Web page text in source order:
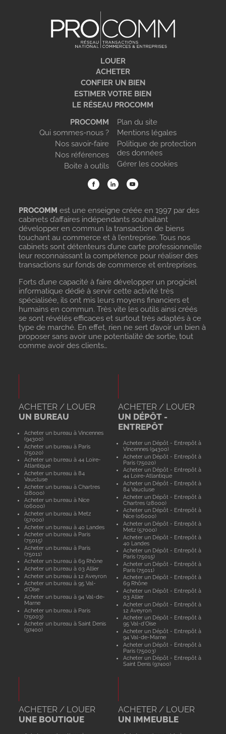
LOUER
ACHETER
CONFIER UN BIEN
ESTIMER VOTRE BIEN
LE RÉSEAU PROCOMM
PROCOMM
Qui sommes-nous ?
Nos savoir-faire
Nos références
Boite à outils
Plan du site
Mentions légales
Politique de protection
des données
Gérer les cookies
PROCOMM est une enseigne créée en 1997 par des
cabinets d’affaires indépendants souhaitant
développer en commun la transaction de biens
touchant au commerce et à l’entreprise. Tous nos
cabinets sont détenteurs d’une carte professionnelle
leur reconnaissant la compétence pour réaliser des
transactions sur fonds de commerce et entreprises.
Forts d’une capacité à faire développer un progiciel
informatique dédié à servir cette activité très
spécialisée, ils ont mis leurs moyens financiers et
humains en commun. Très vite les outils ainsi créés
se sont révélés efficaces et surtout très adaptés à ce
type de marché. En effet, rien ne sert d’avoir un bien à
proposer sans avoir une potentialité de sortie, tout
comme avoir des clients…
ACHETER / LOUER
UN BUREAU
Acheter un bureau à Vincennes
(94300)
Acheter un bureau à Paris
(75020)
Acheter un bureau à 44 Loire-
Atlantique
Acheter un bureau à 84
Vaucluse
Acheter un bureau à Chartres
(28000)
Acheter un bureau à Nice
(06000)
Acheter un bureau à Metz
(57000)
Acheter un bureau à 40 Landes
Acheter un bureau à Paris
(75015)
Acheter un bureau à Paris
(75011)
Acheter un bureau à 69 Rhône
Acheter un bureau à 03 Allier
Acheter un bureau à 12 Aveyron
Acheter un bureau à 95 Val-
d'Oise
Acheter un bureau à 94 Val-de-
Marne
Acheter un bureau à Paris
(75003)
Acheter un bureau à Saint Denis
(97400)
ACHETER / LOUER
UN DÉPÔT -
ENTREPÔT
Acheter un Dépôt - Entrepôt à
Vincennes (94300)
Acheter un Dépôt - Entrepôt à
Paris (75020)
Acheter un Dépôt - Entrepôt à
44 Loire-Atlantique
Acheter un Dépôt - Entrepôt à
84 Vaucluse
Acheter un Dépôt - Entrepôt à
Chartres (28000)
Acheter un Dépôt - Entrepôt à
Nice (06000)
Acheter un Dépôt - Entrepôt à
Metz (57000)
Acheter un Dépôt - Entrepôt à
40 Landes
Acheter un Dépôt - Entrepôt à
Paris (75015)
Acheter un Dépôt - Entrepôt à
Paris (75011)
Acheter un Dépôt - Entrepôt à
69 Rhône
Acheter un Dépôt - Entrepôt à
03 Allier
Acheter un Dépôt - Entrepôt à
12 Aveyron
Acheter un Dépôt - Entrepôt à
95 Val-d'Oise
Acheter un Dépôt - Entrepôt à
94 Val-de-Marne
Acheter un Dépôt - Entrepôt à
Paris (75003)
Acheter un Dépôt - Entrepôt à
Saint Denis (97400)
ACHETER / LOUER
UNE BOUTIQUE
ACHETER / LOUER
UN IMMEUBLE